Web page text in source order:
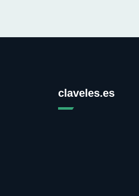
claveles.es